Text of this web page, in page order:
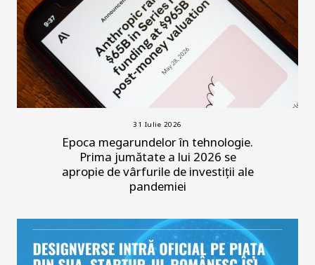
31 Iulie 2026
Epoca megarundelor în tehnologie.
Prima jumătate a lui 2026 se
apropie de vârfurile de investiții ale
pandemiei